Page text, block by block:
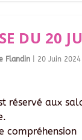
DU 20
Flandin 20 Juin 2024
réservé aux
compréhension